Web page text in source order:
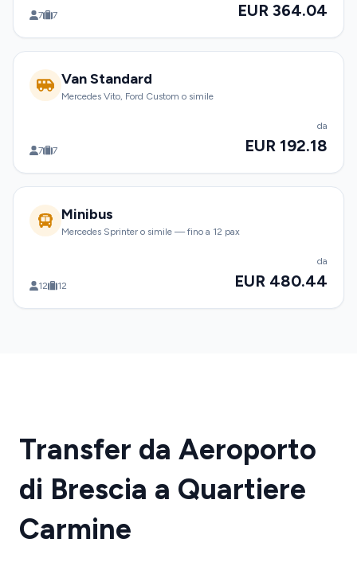
7 7 EUR 364.04
Van Standard
Mercedes Vito, Ford Custom o simile
7 7
da
EUR 192.18
Minibus
Mercedes Sprinter o simile — fino a 12 pax
12 12
da
EUR 480.44
Transfer da Aeroporto
di Brescia a Quartiere
Carmine